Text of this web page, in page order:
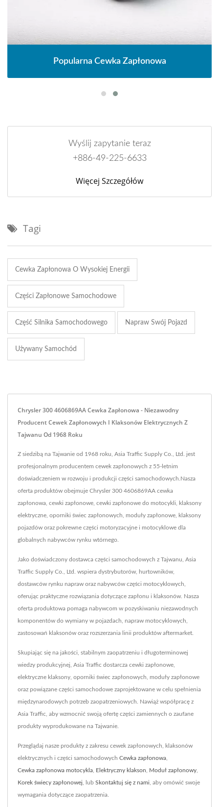
Popularna Cewka Zapłonowa
Wyślij zapytanie teraz
+886-49-225-6633
Więcej Szczegółów
Tagi
Cewka Zapłonowa O Wysokiej Energii
Części Zapłonowe Samochodowe
Część Silnika Samochodowego Napraw Swój Pojazd
Używany Samochód
Chrysler 300 4606869AA Cewka Zapłonowa - Niezawodny
Producent Cewek Zapłonowych I Klaksonów Elektrycznych Z
Tajwanu Od 1968 Roku
Z siedzibą na Tajwanie od 1968 roku, Asia Traffic Supply Co., Ltd. jest
profesjonalnym producentem cewek zapłonowych z 55-letnim
doświadczeniem w rozwoju i produkcji części samochodowych.Nasza
oferta produktów obejmuje Chrysler 300 4606869AA cewka
zapłonowa, cewki zapłonowe, cewki zapłonowe do motocykli, klaksony
elektryczne, oporniki świec zapłonowych, moduły zapłonowe, klaksony
pojazdów oraz pokrewne części motoryzacyjne i motocyklowe dla
globalnych nabywców rynku wtórnego.
Jako doświadczony dostawca części samochodowych z Tajwanu, Asia
Traffic Supply Co., Ltd. wspiera dystrybutorów, hurtowników,
dostawców rynku napraw oraz nabywców części motocyklowych,
oferując praktyczne rozwiązania dotyczące zapłonu i klaksonów. Nasza
oferta produktowa pomaga nabywcom w pozyskiwaniu niezawodnych
komponentów do wymiany w pojazdach, napraw motocyklowych,
zastosowań klaksonów oraz rozszerzania linii produktów aftermarket.
Skupiając się na jakości, stabilnym zaopatrzeniu i długoterminowej
wiedzy produkcyjnej, Asia Traffic dostarcza cewki zapłonowe,
elektryczne klaksony, oporniki świec zapłonowych, moduły zapłonowe
oraz powiązane części samochodowe zaprojektowane w celu spełnienia
międzynarodowych potrzeb zaopatrzeniowych. Nawiąż współpracę z
Asia Traffic, aby wzmocnić swoją ofertę części zamiennych o zaufane
produkty wyprodukowane na Tajwanie.
Przeglądaj nasze produkty z zakresu cewek zapłonowych, klaksonów
elektrycznych i części samochodowych Cewka zapłonowa,
Cewka zapłonowa motocykla, Elektryczny klakson, Moduł zapłonowy,
Korek świecy zapłonowej, lub Skontaktuj się z nami, aby omówić swoje
wymagania dotyczące zaopatrzenia.